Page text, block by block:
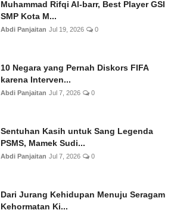
Muhammad Rifqi Al-barr, Best Player GSI
SMP Kota M...
Abdi Panjaitan Jul 19, 2026 0
10 Negara yang Pernah Diskors FIFA
karena Interven...
Abdi Panjaitan Jul 7, 2026 0
Sentuhan Kasih untuk Sang Legenda
PSMS, Mamek Sudi...
Abdi Panjaitan Jul 7, 2026 0
Dari Jurang Kehidupan Menuju Seragam
Kehormatan Ki...